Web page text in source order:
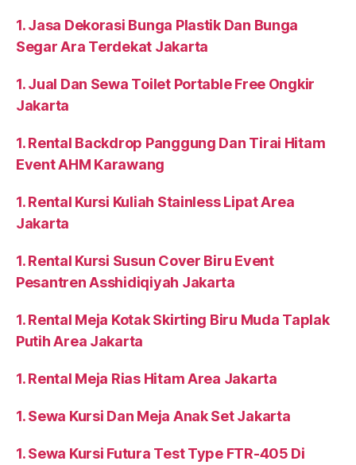
1. Jasa Dekorasi Bunga Plastik Dan Bunga
Segar Ara Terdekat Jakarta
1. Jual Dan Sewa Toilet Portable Free Ongkir
Jakarta
1. Rental Backdrop Panggung Dan Tirai Hitam
Event AHM Karawang
1. Rental Kursi Kuliah Stainless Lipat Area
Jakarta
1. Rental Kursi Susun Cover Biru Event
Pesantren Asshidiqiyah Jakarta
1. Rental Meja Kotak Skirting Biru Muda Taplak
Putih Area Jakarta
1. Rental Meja Rias Hitam Area Jakarta
1. Sewa Kursi Dan Meja Anak Set Jakarta
1. Sewa Kursi Futura Test Type FTR-405 Di